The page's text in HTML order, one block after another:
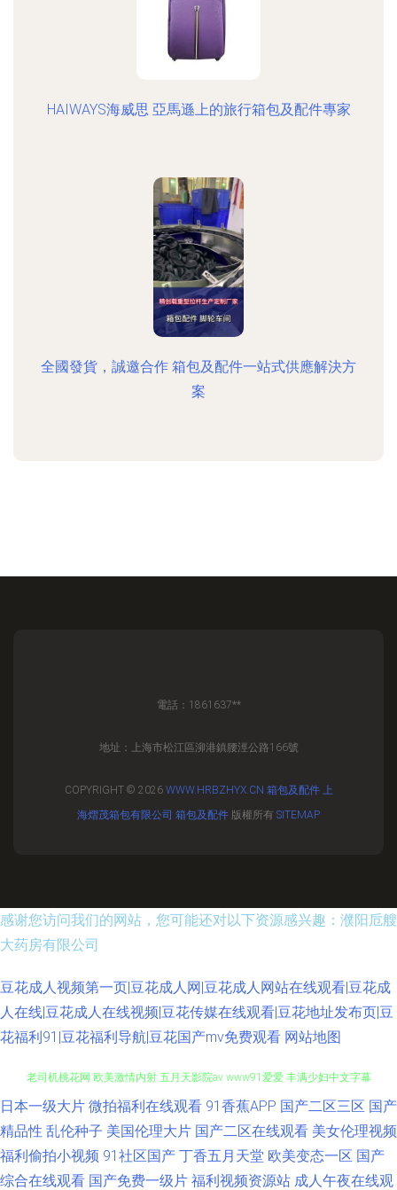
HAIWAYS海威思 亞馬遜上的旅行箱包及配件專家
全國發貨，誠邀合作 箱包及配件一站式供應解決方
案
電話：1861637**
地址：上海市松江區泖港鎮腰涇公路166號
COPYRIGHT © 2026 WWW.HRBZHYX.CN 箱包及配件 上
海熠茂箱包有限公司 箱包及配件 版權所有 SITEMAP
感谢您访问我们的网站，您可能还对以下资源感兴趣：濮阳卮艘
大药房有限公司
豆花成人视频第一页|豆花成人网|豆花成人网站在线观看|豆花成
人在线|豆花成人在线视频|豆花传媒在线观看|豆花地址发布页|豆
花福利91|豆花福利导航|豆花国产mv免费观看 网站地图
超碰国产人人草 深夜AV网 岛国大片av在线 极品色av影院 久草免费福利视频
老司机桃花网 欧美激情内射 五月天影院av www91爱爱 丰满少妇中文字幕
日本一级大片 微拍福利在线观看 91香蕉APP 国产二区三区 国产
精品性 乱伦种子 美国伦理大片 国产二区在线观看 美女伦理视频
福利偷拍小视频 91社区国产 丁香五月天堂 欧美变态一区 国产
综合在线观看 国产免费一级片 福利视频资源站 成人午夜在线观